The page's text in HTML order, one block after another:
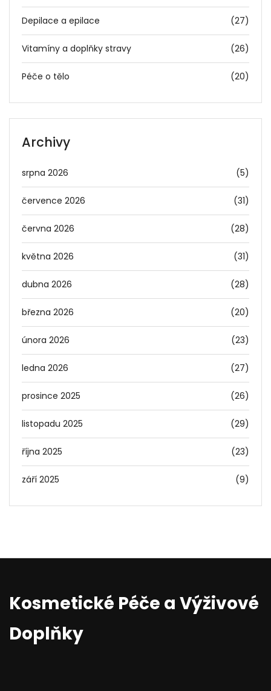
Depilace a epilace (27)
Vitamíny a doplňky stravy (26)
Péče o tělo (20)
Archivy
srpna 2026 (5)
července 2026 (31)
června 2026 (28)
května 2026 (31)
dubna 2026 (28)
března 2026 (20)
února 2026 (23)
ledna 2026 (27)
prosince 2025 (26)
listopadu 2025 (29)
října 2025 (23)
září 2025 (9)
Kosmetické Péče a Výživové
Doplňky